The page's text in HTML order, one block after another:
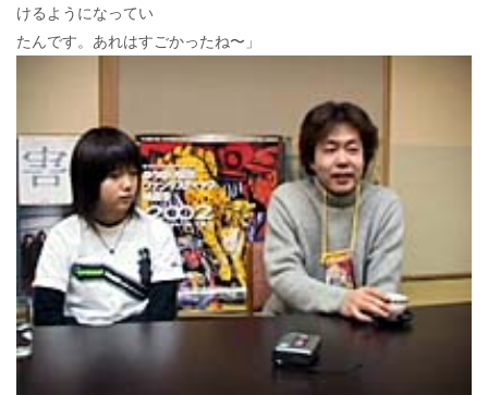
けるようになってい
たんです。あれはすごかったね〜」